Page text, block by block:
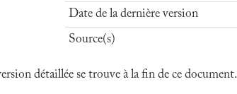
Date de la dernière version
Source(s)
détaillée se trouve à la fin de ce document.